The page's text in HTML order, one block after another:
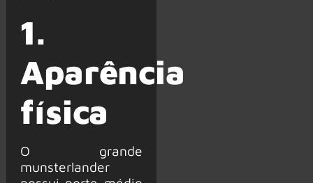
1.
Aparência
física
O grande
munsterlander